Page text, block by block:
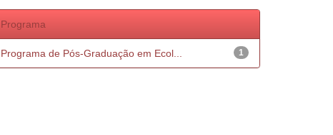
Programa
1
Programa de Pós-Graduação em Ecol...